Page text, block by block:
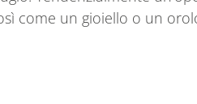
come un gioiello o un